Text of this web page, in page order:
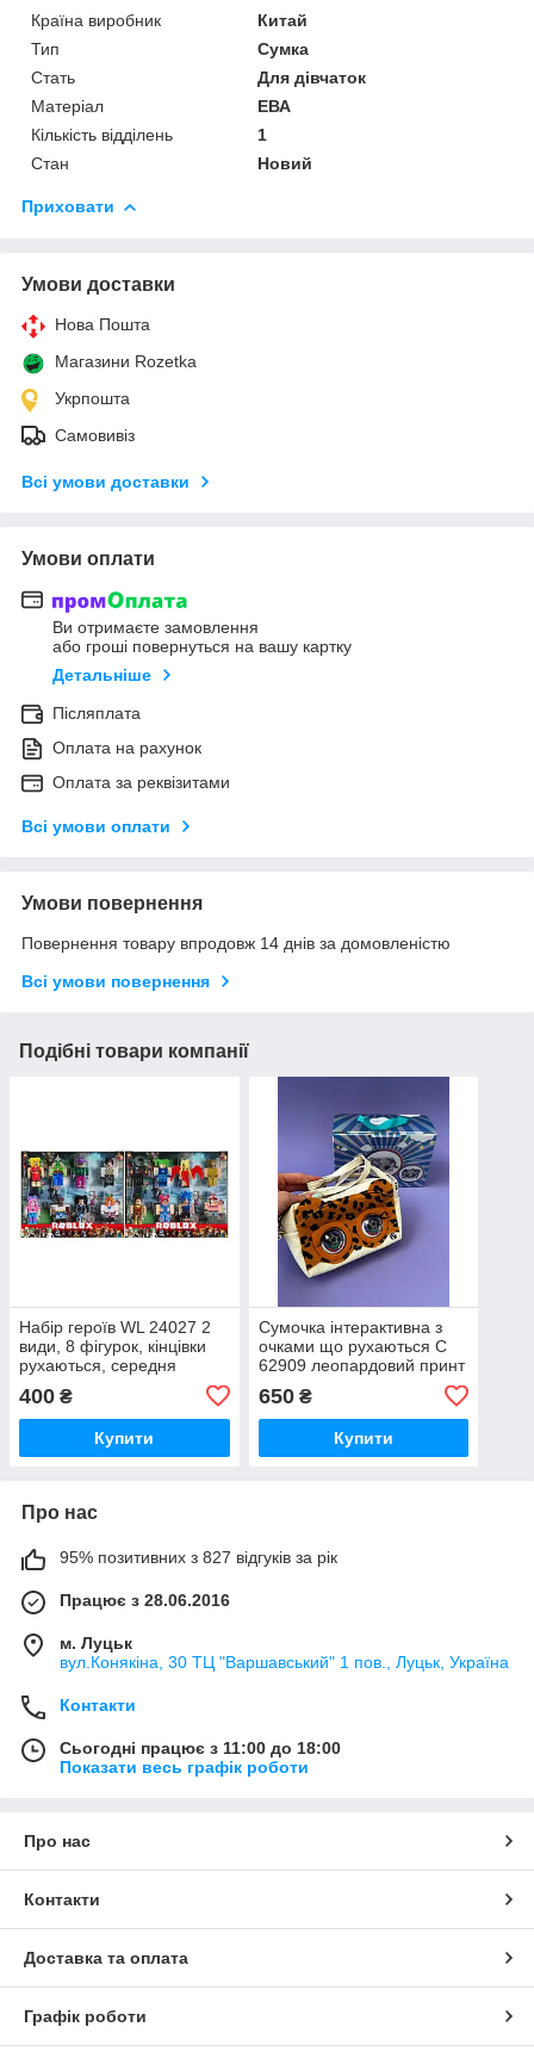
Країна виробник
Китай
Тип
Сумка
Стать
Для дівчаток
Матеріал
ЕВА
Кількість відділень
1
Стан
Новий
Приховати
Умови доставки
Нова Пошта
Магазини Rozetka
Укрпошта
Самовивіз
Всі умови доставки
Умови оплати
Ви отримаєте замовлення
або гроші повернуться на вашу картку
Детальніше
Післяплата
Оплата на рахунок
Оплата за реквізитами
Всі умови оплати
Умови повернення
Повернення товару впродовж 14 днів за домовленістю
Всі умови повернення
Подібні товари компанії
Набір героїв WL 24027 2
види, 8 фігурок, кінцівки
рухаються, середня
висота фігурки: 8.5 см, в
коробці
400 ₴
Купити
Сумочка інтерактивна з
очками що рухаються C
62909 леопардовий принт
коробці 29*14*10,5
650₴
Купити
Про нас
95% позитивних з 827 відгуків за рік
Працює з 28.06.2016
м. Луцьк
вул.Конякіна, 30 ТЦ "Варшавський" 1 пов., Луцьк, Україна
Контакти
Сьогодні працює з 11:00 до 18:00
Показати весь графік роботи
Про нас
Контакти
Доставка та оплата
Графік роботи